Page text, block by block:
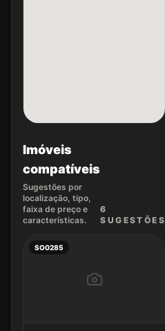
Imóveis
compatíveis
Sugestões por
localização, tipo,
faixa de preço e
características.
6
SUGEST ÕES
SO0285